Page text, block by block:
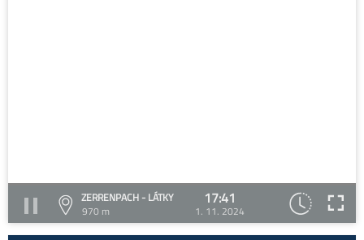
ZERRENPACH - LÁTKY
970 m
17:41
1. 11. 2024